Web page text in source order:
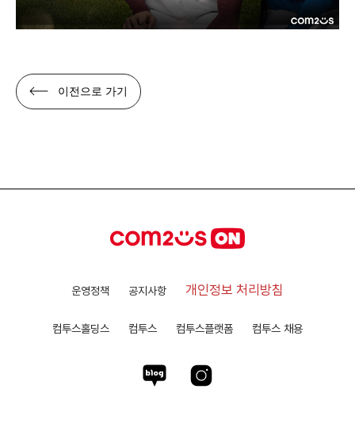
이전으로 가기
운영정책 공지사항 개인정보 처리방침
컴투스홀딩스 컴투스 컴투스플랫폼 컴투스 채용